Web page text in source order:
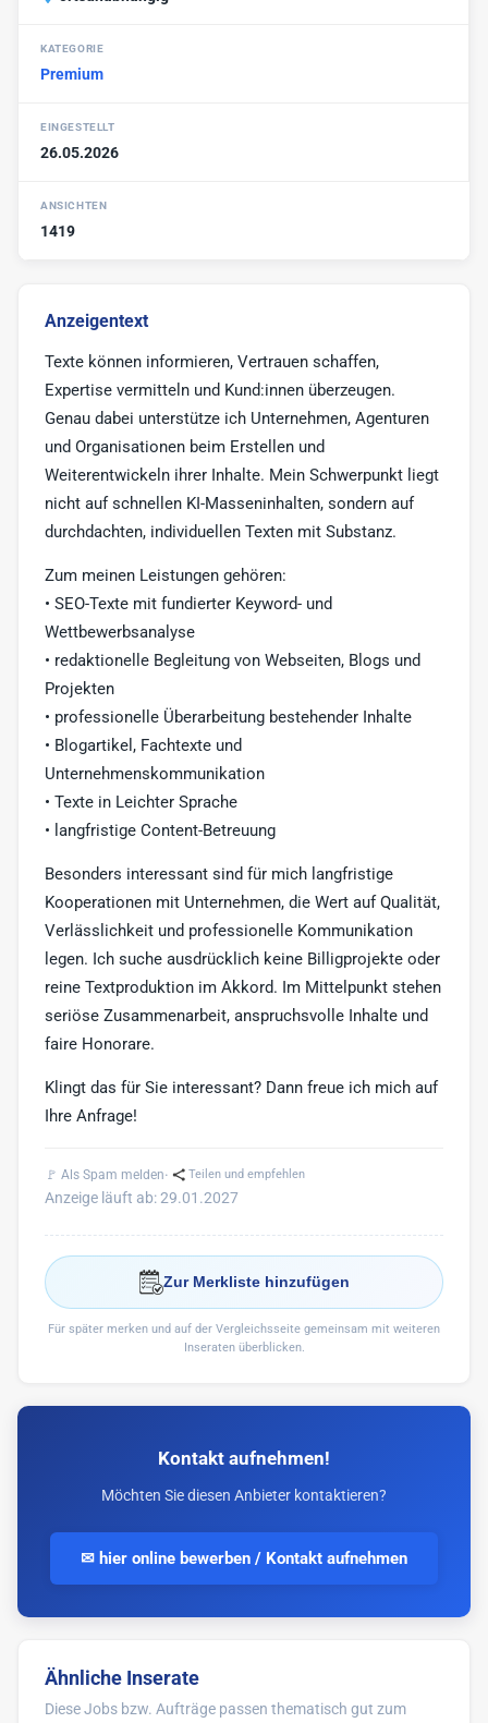
Print-Texter
KATEGORIE
Premium
EINGESTELLT
26.05.2026
ANSICHTEN
1419
Anzeigentext
Texte können informieren, Vertrauen schaffen,
Expertise vermitteln und Kund:innen überzeugen.
Genau dabei unterstütze ich Unternehmen, Agenturen
und Organisationen beim Erstellen und
Weiterentwickeln ihrer Inhalte. Mein Schwerpunkt liegt
nicht auf schnellen KI-Masseninhalten, sondern auf
durchdachten, individuellen Texten mit Substanz.
Zum meinen Leistungen gehören:
• SEO-Texte mit fundierter Keyword- und
Wettbewerbsanalyse
• redaktionelle Begleitung von Webseiten, Blogs und
Projekten
• professionelle Überarbeitung bestehender Inhalte
• Blogartikel, Fachtexte und
Unternehmenskommunikation
• Texte in Leichter Sprache
• langfristige Content-Betreuung
Besonders interessant sind für mich langfristige
Kooperationen mit Unternehmen, die Wert auf Qualität,
Verlässlichkeit und professionelle Kommunikation
legen. Ich suche ausdrücklich keine Billigprojekte oder
reine Textproduktion im Akkord. Im Mittelpunkt stehen
seriöse Zusammenarbeit, anspruchsvolle Inhalte und
faire Honorare.
Klingt das für Sie interessant? Dann freue ich mich auf
Ihre Anfrage!
🚩 Als Spam melden· Teilen und empfehlen
Anzeige läuft ab: 29.01.2027
Zur Merkliste hinzufügen
Für später merken und auf der Vergleichsseite gemeinsam mit weiteren
Inseraten überblicken.
Kontakt aufnehmen!
Möchten Sie diesen Anbieter kontaktieren?
✉ hier online bewerben / Kontakt aufnehmen
Ähnliche Inserate
Diese Jobs bzw. Aufträge passen thematisch gut zum